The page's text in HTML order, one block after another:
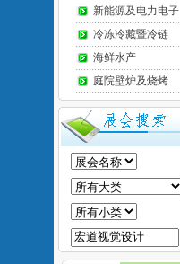
新能源及电力电子
冷冻冷藏暨冷链
海鲜水产
庭院壁炉及烧烤